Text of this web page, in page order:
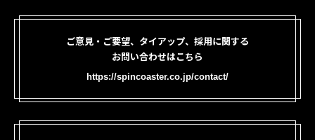
ご意見・ご要望、タイアップ、採用に関する
お問い合わせはこちら
https://spincoaster.co.jp/contact/